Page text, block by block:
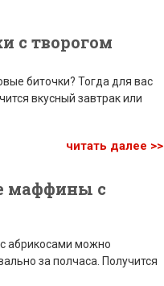
с творогом
биточки? Тогда для вас
вкусный завтрак или
читать далее >>
маффины с
абрикосами можно
за полчаса. Получится